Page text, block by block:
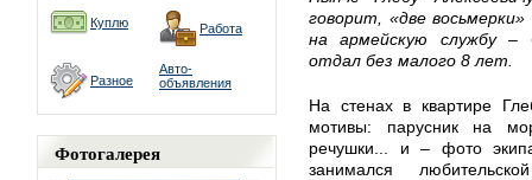
Куплю Работа
Разное
Авто-
объявления
Фотогалерея
говорит, «две
на армейскую службу –
отдал без малого 8 лет.
На стенах в квартире
мотивы: парусник на
речушки... и – фото
занимался